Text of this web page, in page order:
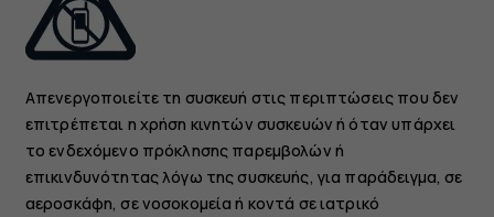
Απενεργοποιείτε τη συσκευή στις περιπτώσεις που δεν
επιτρέπεται η χρήση κινητών συσκευών ή όταν υπάρχει
το ενδεχόμενο πρόκλησης παρεμβολών ή
επικινδυνότητας λόγω της συσκευής, για παράδειγμα, σε
αεροσκάφη, σε νοσοκομεία ή κοντά σε ιατρικό